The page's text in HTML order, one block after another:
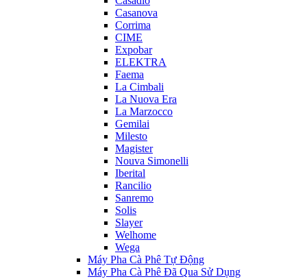
Casanova
Corrima
CIME
Expobar
ELEKTRA
Faema
La Cimbali
La Nuova Era
La Marzocco
Gemilai
Milesto
Magister
Nouva Simonelli
Iberital
Rancilio
Sanremo
Solis
Slayer
Welhome
Wega
Máy Pha Cà Phê Tự Động
Máy Pha Cà Phê Đã Qua Sử Dụng